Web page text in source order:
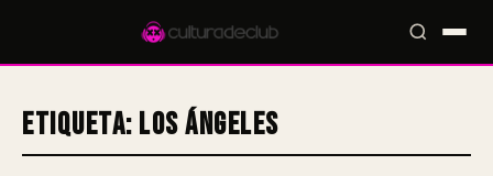
Etiqueta: Los Ángeles